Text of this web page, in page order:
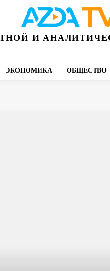
И
ЭКОНОМИКА ОБЩЕСТВО